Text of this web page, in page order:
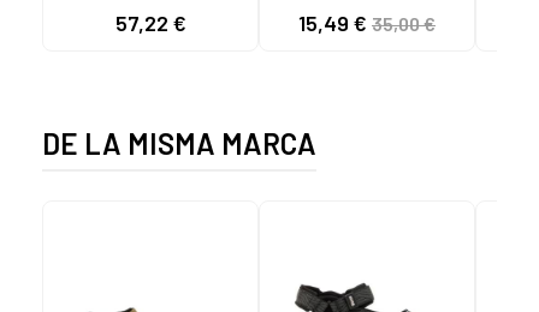
TAUPE C59615 - -
57,22 €
C60056 C60056 -
15,49 € 35,00 €
DE LA MISMA MARCA